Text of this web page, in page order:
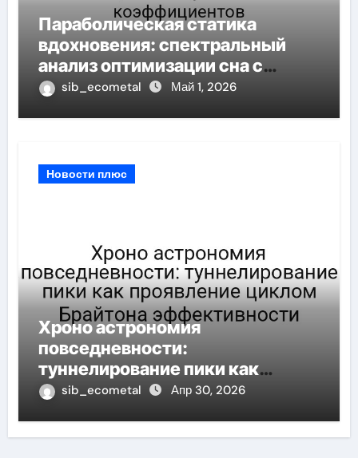
Параболическая статика
вдохновения: спектральный
анализ оптимизации сна с
учётом весовых
sib_ecometal Май 1, 2026
Новости плюс
Хроно астрономия
повседневности:
туннелирование пики как
проявление циклом Брайтона
sib_ecometal Апр 30, 2026